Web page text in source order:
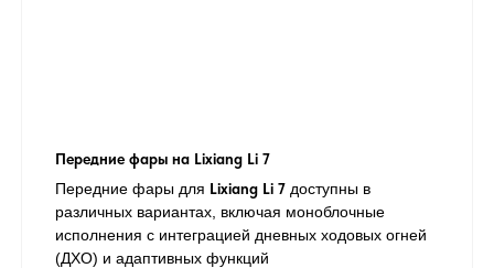
Передние фары на Lixiang Li 7
Передние фары для Lixiang Li 7 доступны в
различных вариантах, включая моноблочные
исполнения с интеграцией дневных ходовых огней
(ДХО) и адаптивных функций